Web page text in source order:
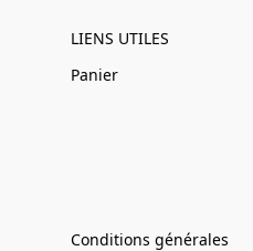
LIENS UTILES
Panier
Conditions générales